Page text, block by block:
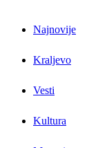
Najnovije
Kraljevo
Vesti
Kultura